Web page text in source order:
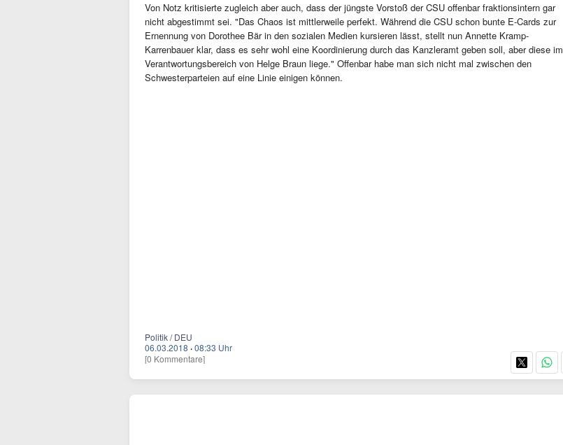
Von Notz kritisierte zugleich aber auch, dass der jüngste Vorstoß der CSU offenbar fraktionsintern gar
nicht abgestimmt sei. "Das Chaos ist mittlerweile perfekt. Während die CSU schon bunte E-Cards zur
Ernennung von Dorothee Bär in den sozialen Medien kursieren lässt, stellt nun Annette Kramp-
Karrenbauer klar, dass es sehr wohl eine Koordinierung durch das Kanzleramt geben soll, aber diese im
Verantwortungsbereich von Helge Braun liege." Offenbar habe man sich nicht mal zwischen den
Schwesterparteien auf eine Linie einigen können.
Politik / DEU
06.03.2018 ·08:33 Uhr
[0 Kommentare]